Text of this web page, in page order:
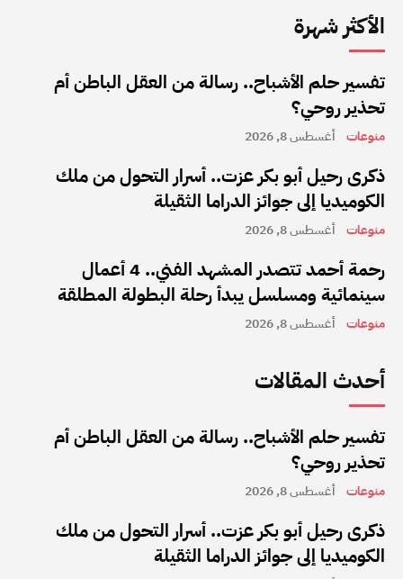
الأكثر شهرة
تفسير حلم الأشباح.. رسالة من العقل الباطن أم
تحذير روحي؟
منوعات أغسطس 8, 2026
ذكرى رحيل أبو بكر عزت.. أسرار التحول من ملك
الكوميديا إلى جوائز الدراما الثقيلة
منوعات أغسطس 8, 2026
رحمة أحمد تتصدر المشهد الفني.. 4 أعمال
سينمائية ومسلسل يبدأ رحلة البطولة المطلقة
منوعات أغسطس 8, 2026
أحدث المقالات
تفسير حلم الأشباح.. رسالة من العقل الباطن أم
تحذير روحي؟
منوعات أغسطس 8, 2026
ذكرى رحيل أبو بكر عزت.. أسرار التحول من ملك
الكوميديا إلى جوائز الدراما الثقيلة